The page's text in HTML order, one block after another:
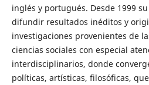
inglés y portugués. Desde 1999
difundir resultados inéditos y
investigaciones provenientes de
ciencias sociales con especial
interdisciplinarios, donde
políticas, artísticas, filosóficas,